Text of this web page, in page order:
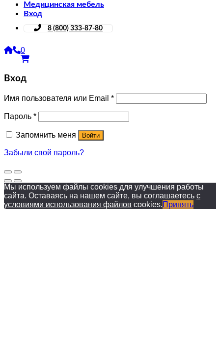
Медицинская мебель
Вход
8 (800) 333-87-80
0
Вход
Имя пользователя или Email *
Пароль *
Запомнить меня Войти
Забыли свой пароль?
Мы используем файлы cookies для улучшения работы
сайта. Оставаясь на нашем сайте, вы соглашаетесь с
условиями использования файлов cookies.Принять